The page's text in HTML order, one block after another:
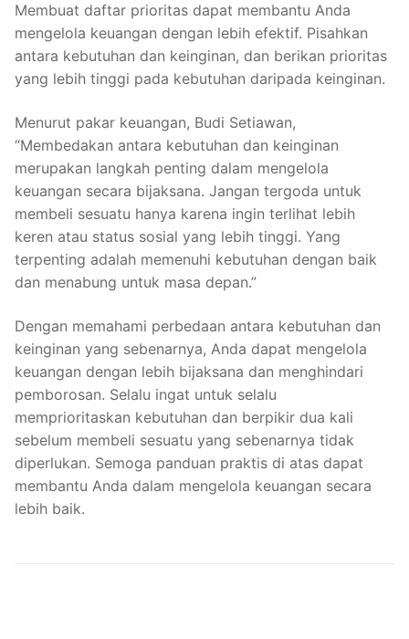
Membuat daftar prioritas dapat membantu Anda
mengelola keuangan dengan lebih efektif. Pisahkan
antara kebutuhan dan keinginan, dan berikan prioritas
yang lebih tinggi pada kebutuhan daripada keinginan.
Menurut pakar keuangan, Budi Setiawan,
“Membedakan antara kebutuhan dan keinginan
merupakan langkah penting dalam mengelola
keuangan secara bijaksana. Jangan tergoda untuk
membeli sesuatu hanya karena ingin terlihat lebih
keren atau status sosial yang lebih tinggi. Yang
terpenting adalah memenuhi kebutuhan dengan baik
dan menabung untuk masa depan.”
Dengan memahami perbedaan antara kebutuhan dan
keinginan yang sebenarnya, Anda dapat mengelola
keuangan dengan lebih bijaksana dan menghindari
pemborosan. Selalu ingat untuk selalu
memprioritaskan kebutuhan dan berpikir dua kali
sebelum membeli sesuatu yang sebenarnya tidak
diperlukan. Semoga panduan praktis di atas dapat
membantu Anda dalam mengelola keuangan secara
lebih baik.